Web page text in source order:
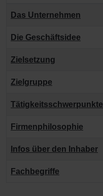
Beiträge
Das Unternehmen
Die Geschäftsidee
Zielsetzung
Zielgruppe
Tätigkeitsschwerpunkte
Firmenphilosophie
Infos über den Inhaber
Fachbegriffe